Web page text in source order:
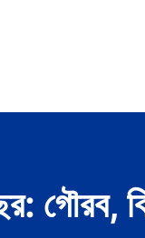
গৌরব,